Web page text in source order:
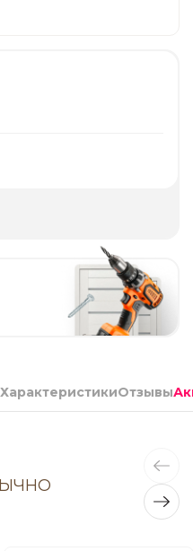
ХарактеристикиОтзывы